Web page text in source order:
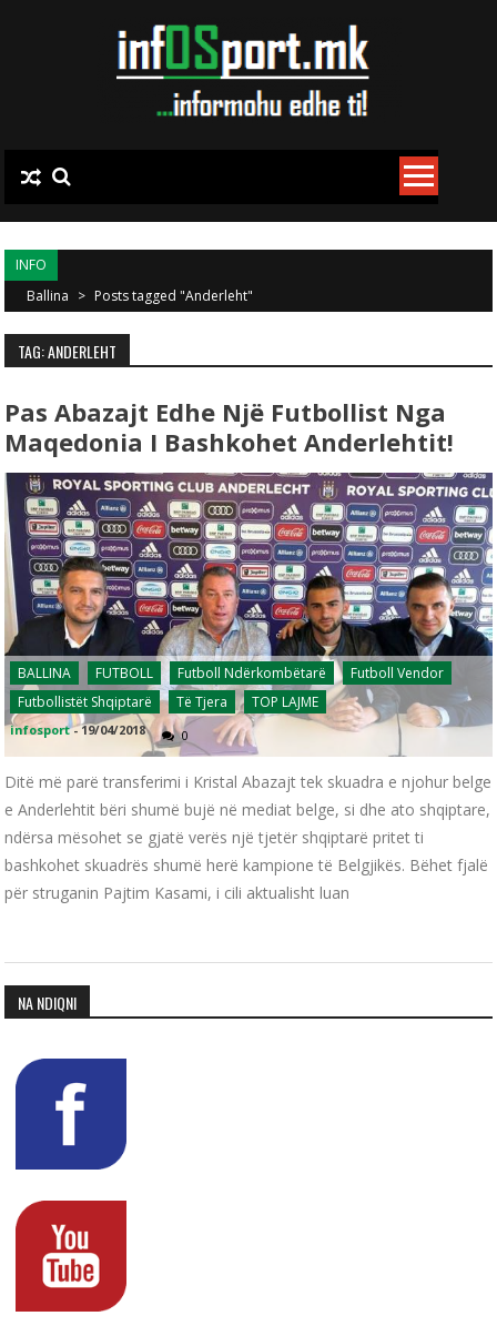
INFO
Ballina > Posts tagged "Anderleht"
TAG: ANDERLEHT
Pas Abazajt Edhe Një Futbollist Nga
Maqedonia I Bashkohet Anderlehtit!
BALLINA FUTBOLL Futboll Ndërkombëtarë
Futboll Vendor
Futbollistët Shqiptarë
Të Tjera TOP LAJME
infosport -19/04/2018 0
Ditë më parë transferimi i Kristal Abazajt tek skuadra e njohur belge
e Anderlehtit bëri shumë bujë në mediat belge, si dhe ato shqiptare,
ndërsa mësohet se gjatë verës një tjetër shqiptarë pritet ti
bashkohet skuadrës shumë herë kampione të Belgjikës. Bëhet fjalë
për struganin Pajtim Kasami, i cili aktualisht luan
NA NDIQNI